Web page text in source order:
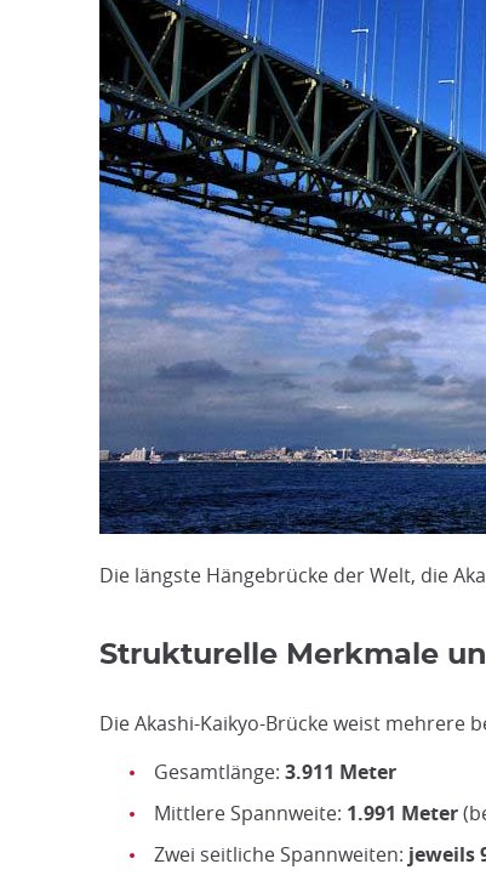
Die längste Hängebrücke der Welt, die
Strukturelle Merkmale
Die Akashi-Kaikyo-Brücke weist mehrere
Gesamtlänge: 3.911 Meter
Mittlere Spannweite: 1.991 Meter
Zwei seitliche Spannweiten: jeweils